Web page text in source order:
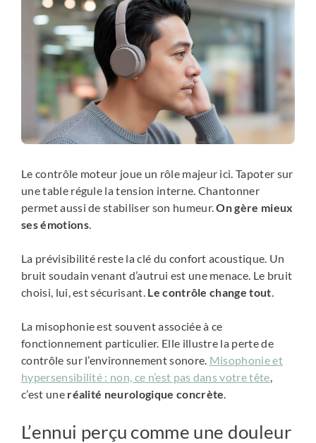
Le contrôle moteur joue un rôle majeur ici. Tapoter sur
une table régule la tension interne. Chantonner
permet aussi de stabiliser son humeur.On gère mieux
ses émotions.
La prévisibilité reste la clé du confort acoustique. Un
bruit soudain venant d’autrui est une menace. Le bruit
choisi, lui, est sécurisant. Le contrôle change tout.
La misophonie est souvent associée à ce
fonctionnement particulier. Elle illustre la perte de
contrôle sur l’environnement sonore. Misophonie et
hypersensibilité : non, ce n’est pas dans votre tête,
c’est une réalité neurologique concrète.
L’ennui perçu comme une douleur